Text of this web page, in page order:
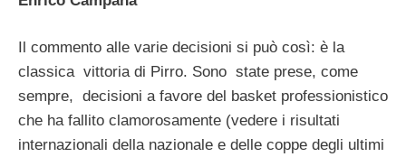
Il commento alle varie decisioni si può così: è la
classica vittoria di Pirro. Sono state prese, come
sempre, decisioni a favore del basket professionistico
che ha fallito clamorosamente (vedere i risultati
internazionali della nazionale e delle coppe degli ultimi